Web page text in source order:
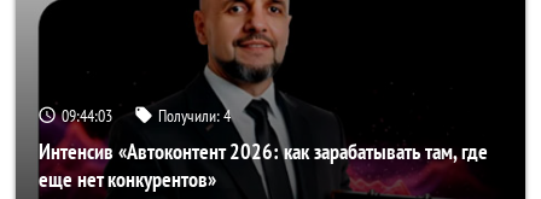
09:44:00 Получили:4
Интенсив «Автоконтент 2026: как зарабатывать там, где
еще нет конкурентов»